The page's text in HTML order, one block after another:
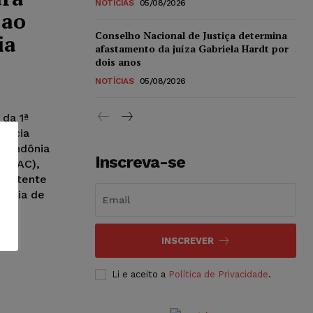
1ª
de
NOTÍCIAS 05/08/2026
Conselho Nacional de Justiça determina
afastamento da juíza Gabriela Hardt por
dois anos
NOTÍCIAS 05/08/2026
Inscreva-se
INSCREVER
Li e aceito a Política de Privacidade.